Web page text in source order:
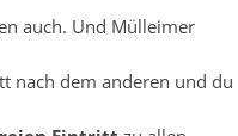
auch. Und Mülleimer
nach dem anderen und du